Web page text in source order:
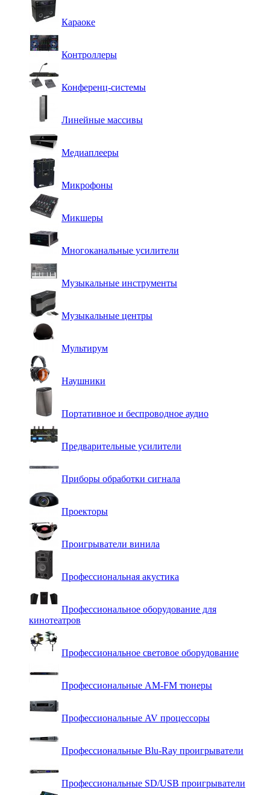
Караоке
Контроллеры
Конференц-системы
Линейные массивы
Медиаплееры
Микрофоны
Микшеры
Многоканальные усилители
Музыкальные инструменты
Музыкальные центры
Мультирум
Наушники
Портативное и беспроводное аудио
Предварительные усилители
Приборы обработки сигнала
Проекторы
Проигрыватели винила
Профессиональная акустика
Профессиональное оборудование для
кинотеатров
Профессиональное световое оборудование
Профессиональные AM-FM тюнеры
Профессиональные AV процессоры
Профессиональные Blu-Ray проигрыватели
Профессиональные SD/USB проигрыватели